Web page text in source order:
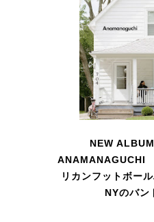
NEW
ANAMANAGUCHI
リカンフットボー
NYのバン